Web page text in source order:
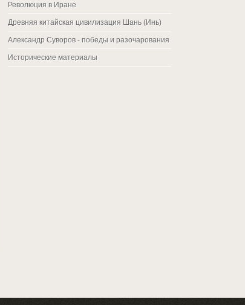
Революция в Иране
Древняя китайская цивилизация Шань (Инь)
Александр Суворов - победы и разочарования
Исторические материалы